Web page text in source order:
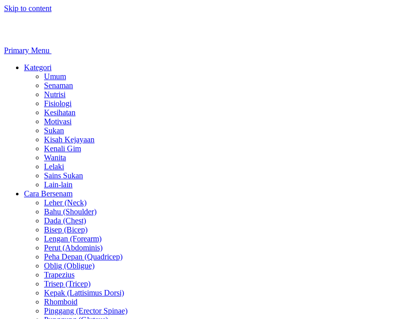
Skip to content
Primary Menu
Kategori
Umum
Senaman
Nutrisi
Fisiologi
Kesihatan
Motivasi
Sukan
Kisah Kejayaan
Kenali Gim
Wanita
Lelaki
Sains Sukan
Lain-lain
Cara Bersenam
Leher (Neck)
Bahu (Shoulder)
Dada (Chest)
Bisep (Bicep)
Lengan (Forearm)
Perut (Abdominis)
Peha Depan (Quadricep)
Oblig (Obligue)
Trapezius
Trisep (Tricep)
Kepak (Lattisimus Dorsi)
Rhomboid
Pinggang (Erector Spinae)